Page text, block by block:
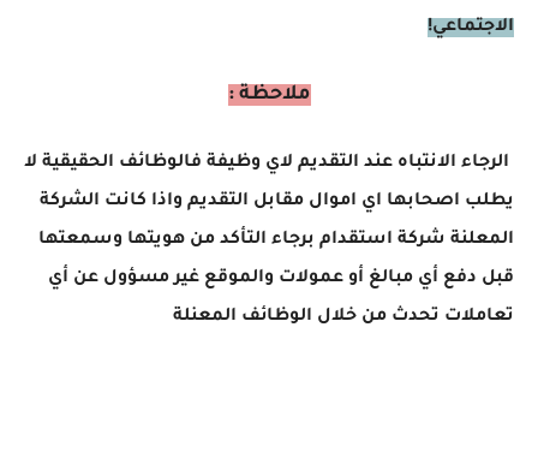
الاجتماعي!
ملاحظة :
الرجاء الانتباه عند التقديم لاي وظيفة فالوظائف الحقيقية لا
يطلب اصحابها اي اموال مقابل التقديم واذا كانت الشركة
المعلنة شركة استقدام برجاء التأكد من هويتها وسمعتها
قبل دفع أي مبالغ أو عمولات والموقع غير مسؤول عن أي
تعاملات تحدث من خلال الوظائف المعنلة